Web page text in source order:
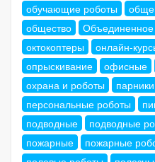
обучающие роботы
общество
Объединенное
октокоптеры
онлайн-
опрыскивание
офисные
охрана и роботы
парники
персональные роботы
подводные
подводные
пожарные
пожарные